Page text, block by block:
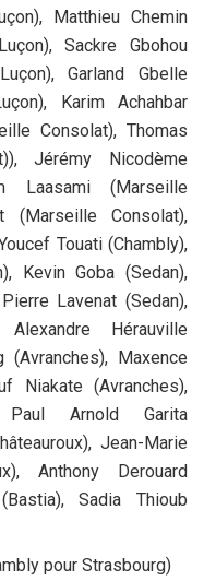
Matthieu Chemin
Sackre Gbohou
Garland Gbelle
Karim Achahbar
Consolat), Thomas
Jérémy Nicodème
Laasami (Marseille
(Marseille Consolat),
Touati (Chambly),
Kevin Goba (Sedan),
Lavenat (Sedan),
Hérauville
(Avranches), Maxence
Niakate (Avranches),
Arnold Garita
Jean-Marie
Anthony Derouard
Sadia Thioub
pour Strasbourg)